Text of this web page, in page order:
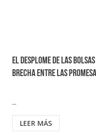
El desplome de las
brecha entre las
...
LEER MÁS